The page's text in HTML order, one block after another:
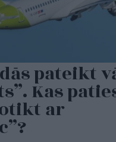
pateikt
Kas
ar